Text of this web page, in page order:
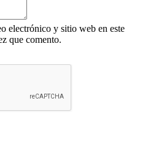
electrónico y sitio web en este
que comento.